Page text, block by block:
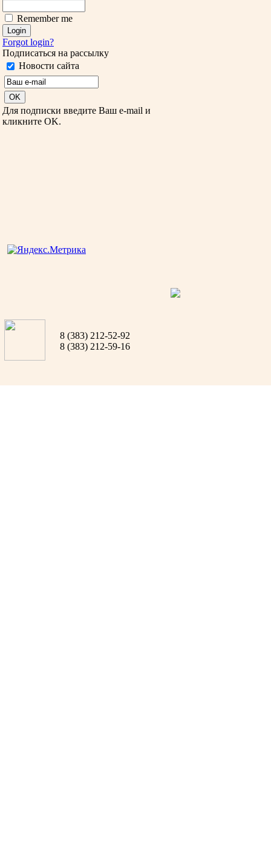
Remember me
Forgot login?
Подписаться на рассылку
Новости сайта
Для подписки введите Ваш e-mail и
кликните OK.
8 (383) 212-52-92
8 (383) 212-59-16